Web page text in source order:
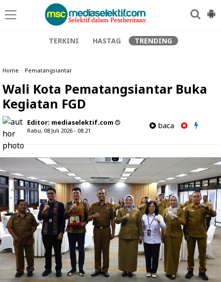
TERKINI HASTAG TRENDING
Home » Pematangsiantar
Wali Kota Pematangsiantar Buka
Kegiatan FGD
Editor: mediaselektif.com
Rabu, 08 Juli 2026 - 08.21
baca